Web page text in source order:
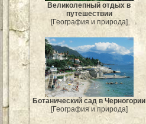
Великолепный отдых в
путешествии
[География и природа]
Ботанический сад в Черногории
[География и природа]